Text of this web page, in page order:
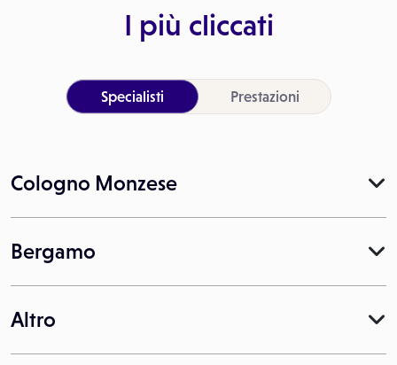
I più cliccati
Specialisti Prestazioni
Cologno Monzese
Bergamo
Altro